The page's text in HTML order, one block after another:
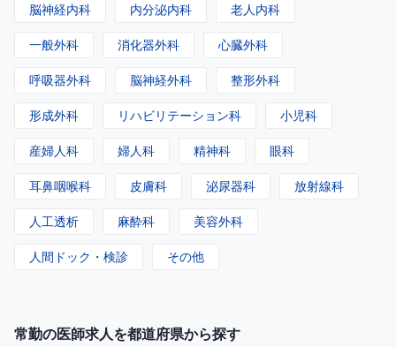
脳神経内科 内分泌内科 老人内科
一般外科 消化器外科 心臓外科
呼吸器外科 脳神経外科 整形外科
形成外科 リハビリテーション科 小児科
産婦人科 婦人科 精神科 眼科
耳鼻咽喉科 皮膚科 泌尿器科 放射線科
人工透析 麻酔科 美容外科
人間ドック・検診 その他
常勤の医師求人を都道府県から探す